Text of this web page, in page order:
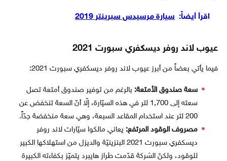
اقرأ أيضاً: سيارة مرسيدس سبرينتر 2019
عيوب لاند روفر ديسكفري سبورت 2021
فيما يأتي بعضاً من أبرز عيوب لاند روفر ديسكفري سبورت 2021:
سعة صندوق الأمتعة: بالرغم من توفير صندوق أمتعة تصل
سعته إلى 1,700 لتر في هذه السيّارة، إلّا أنّ السعة تنخفض عن
200 لتر عند استخدام المقاعد السبعة، وهي سعة منخفضة جدّاً.
مصروف الوقود المرتفع: يعاني مالكوا سيّارات لاند روفر
ديسكفري سبورت 2021 البنزينيّة والديزل من استهلاكها الكبير
للوقود، ولكنّ الشركة قدّمت طراز هايبرد يتميّز بكفاءته الكبيرة